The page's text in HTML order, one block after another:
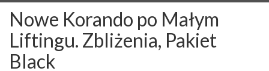
Nowe Korando po Małym
Liftingu. Zbliżenia, Pakiet
Black